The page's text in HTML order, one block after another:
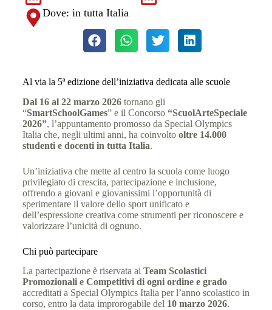
Dove: in tutta Italia
Al via la 5ª edizione dell’iniziativa dedicata alle scuole
Dal 16 al 22 marzo 2026tornano gli
“SmartSchoolGames” e il Concorso “ScuolArteSpeciale
2026”, l’appuntamento promosso da Special Olympics
Italia che, negli ultimi anni, ha coinvolto oltre 14.000
studenti e docenti in tutta Italia.
Un’iniziativa che mette al centro la scuola come luogo
privilegiato di crescita, partecipazione e inclusione,
offrendo a giovani e giovanissimi l’opportunità di
sperimentare il valore dello sport unificato e
dell’espressione creativa come strumenti per riconoscere e
valorizzare l’unicità di ognuno.
Chi può partecipare
La partecipazione è riservata ai Team Scolastici
Promozionali e Competitivi di ogni ordine e grado
accreditati a Special Olympics Italia per l’anno scolastico in
corso, entro la data improrogabile del 10 marzo 2026.